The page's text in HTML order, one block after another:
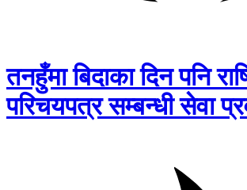
तनहुँमा बिदाका दिन पनि
परिचयपत्र सम्बन्धी सेवा